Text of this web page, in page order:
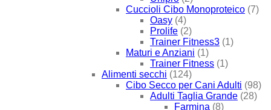
Cuccioli Cibo Monoproteico (7)
Oasy (4)
Prolife (2)
Trainer Fitness3 (1)
Maturi e Anziani (1)
Trainer Fitness (1)
Alimenti secchi (124)
Cibo Secco per Cani Adulti (98)
Adulti Taglia Grande (28)
Farmina (8)